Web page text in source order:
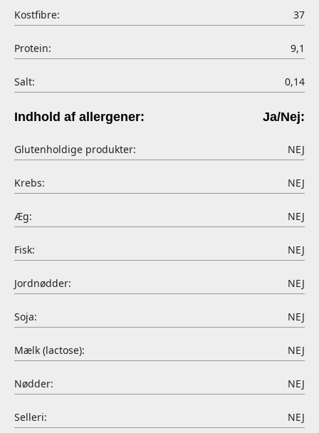
Kostfibre: 37
Protein: 9,1
Salt: 0,14
Indhold af allergener: Ja/Nej:
Glutenholdige produkter: NEJ
Krebs: NEJ
Æg: NEJ
Fisk: NEJ
Jordnødder: NEJ
Soja: NEJ
Mælk (lactose): NEJ
Nødder: NEJ
Selleri: NEJ